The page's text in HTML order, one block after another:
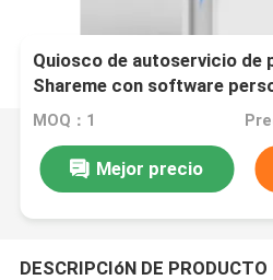
Quiosco de autoservicio de
Shareme con software
de pasaportes en tamaños
MOQ：1
Mejor precio
DESCRIPCIóN DE PRODUCTO